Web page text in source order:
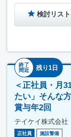
検討リス
終了
間近
残り1日
＜正社員・月
たい」そんな
賞与年2回
テイケイ株式会社
正社員 施設警備